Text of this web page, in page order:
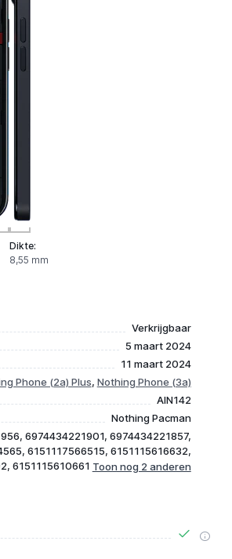
Dikte:
8,55 mm
Verkrijgbaar
5 maart 2024
11 maart 2024
Phone (2a) Plus, Nothing Phone (3a)
AIN142
Nothing Pacman
6974434221901, 6974434221857,
6151117566515, 6151115616632,
6151115610661